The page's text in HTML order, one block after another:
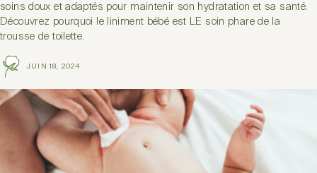
soins doux et adaptés pour maintenir son hydratation et sa santé.
Découvrez pourquoi le liniment bébé est LE soin phare de la
trousse de toilette.
JUIN 18, 2024